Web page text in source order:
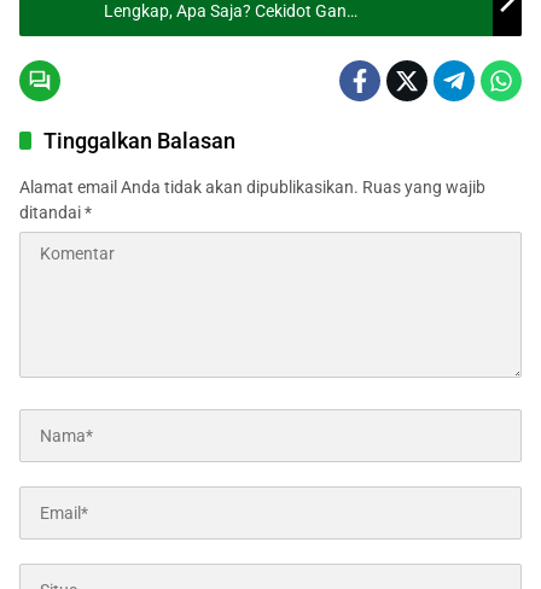
Lengkap, Apa Saja? Cekidot Gan…
Tinggalkan Balasan
Alamat email Anda tidak akan dipublikasikan. Ruas yang wajib
ditandai*